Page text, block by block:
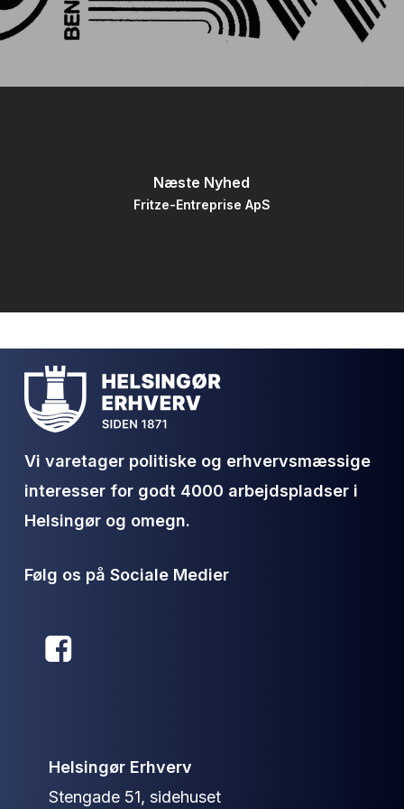
Næste Nyhed
Fritze-Entreprise ApS
Vi varetager politiske og erhvervsmæssige
interesser for godt 4000 arbejdspladser i
Helsingør og omegn.
Følg os på Sociale Medier
Helsingør Erhverv
Stengade 51, sidehuset